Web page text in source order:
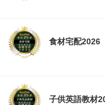
食材宅配2026
子供英語教材